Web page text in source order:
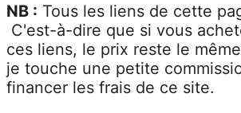
NB : Tous les liens de cette
C'est-à-dire que si vous
ces liens, le prix reste le
je touche une petite
financer les frais de ce site.